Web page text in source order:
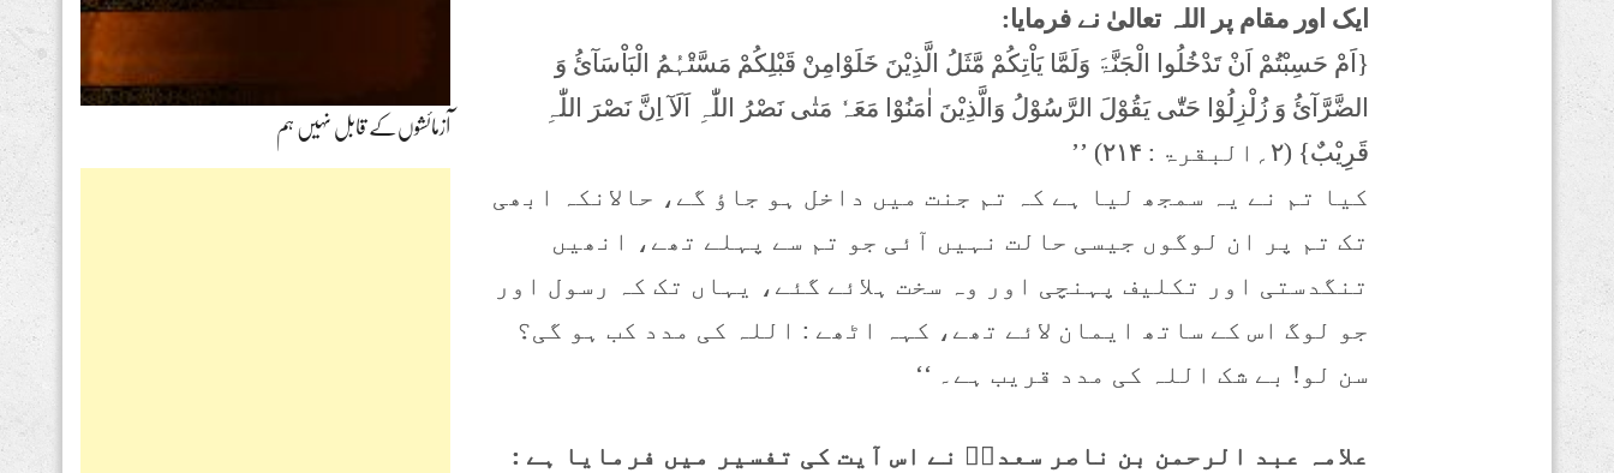
ایک اور مقام پر اللہ تعالیٰ نے فرمایا:
{اَمْ حَسِبْتُمْ اَنْ تَدْخُلُوا الْجَنَّۃَ وَلَمَّا یَاْتِکُمْ مَّثَلُ الَّذِیْنَ خَلَوْامِنْ قَبْلِکُمْ مَسَّتْہُمُ الْبَاْسَآئُ وَ
الضَّرَّآئُ وَ زُلْزِلُوْا حَتّٰی یَقُوْلَ الرَّسُوْلُ وَالَّذِیْنَ اٰمَنُوْا مَعَہٗ مَتٰی نَصْرُ اللّٰہِ اَلَآ اِنَّ نَصْرَ اللّٰہِ
قَرِیْبٌ} (۲؍البقرۃ : ۲۱۴) ’’
کیا تم نے یہ سمجھ لیا ہے کہ تم جنت میں داخل ہو جاؤ گے، حالانکہ ابھی
تک تم پر ان لوگوں جیسی حالت نہیں آئی جو تم سے پہلے تھے، انھیں
تنگدستی اور تکلیف پہنچی اور وہ سخت ہلائے گئے، یہاں تک کہ رسول اور
جو لوگ اس کے ساتھ ایمان لائے تھے، کہہ اٹھے : اللہ کی مدد کب ہو گی؟
سن لو! بے شک اللہ کی مدد قریب ہے۔ ‘‘
علامہ عبد الرحمن بن ناصر سعدیؒ نے اس آیت کی تفسیر میں فرمایا ہے :
آزمائشوں‌کے قابل نہیں ہم